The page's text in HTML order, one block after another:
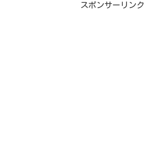
スポンサーリンク